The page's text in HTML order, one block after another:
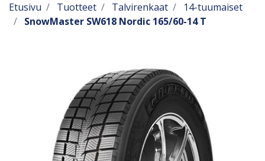
Etusivu Tuotteet Talvirenkaat
14-tuumaiset
SnowMaster SW618 Nordic 165/60-14 T